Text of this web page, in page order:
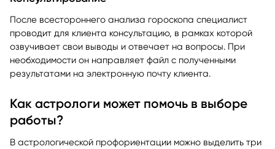
Консультирование
После всестороннего анализа гороскопа специалист
проводит для клиента консультацию, в рамках которой
озвучивает свои выводы и отвечает на вопросы. При
необходимости он направляет файл с полученными
Как астрологи может помочь в выборе
работы?